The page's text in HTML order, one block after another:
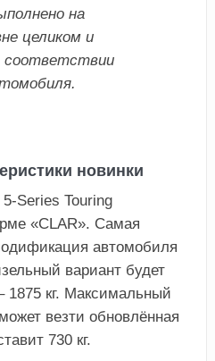
на
целиком и
соответствии
новинки
Series Touring
«CLAR». Самая
автомобиля
вариант будет
1875 кг. Максимальный
везти обновлённая
730 кг.